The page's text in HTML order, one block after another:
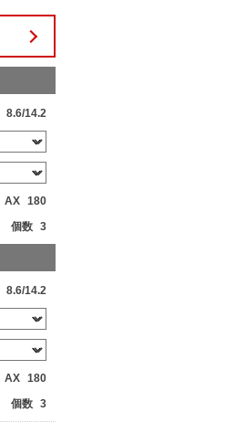
8.6/14.2
AX 180
個数 3
8.6/14.2
AX 180
個数 3